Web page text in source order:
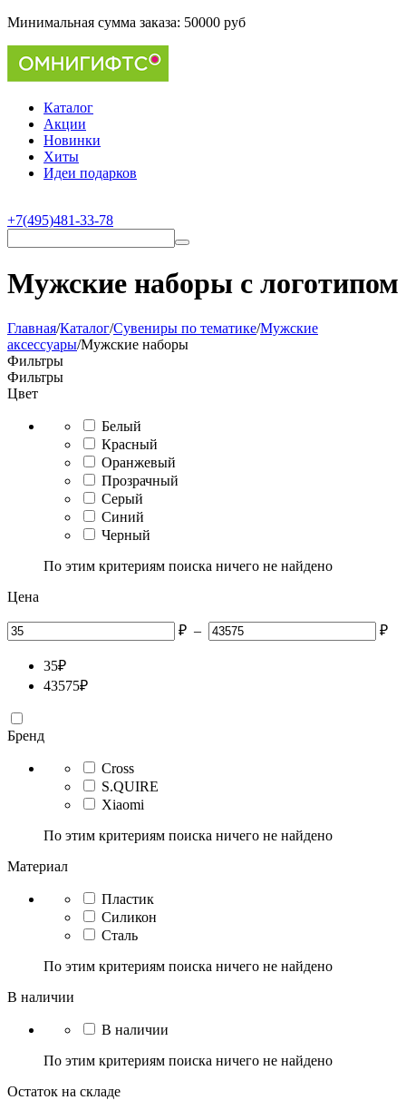
Минимальная сумма заказа: 50000 руб
Каталог
Акции
Новинки
Хиты
Идеи подарков
+7(495)481-33-78
Мужские наборы с логотипом
Главная/Каталог/Сувениры по тематике/Мужские
аксессуары/Мужские наборы
Фильтры
Фильтры
Цвет
Белый
Красный
Оранжевый
Прозрачный
Серый
Синий
Черный
По этим критериям поиска ничего не найдено
Цена
₽ – ₽
35₽
43575₽
Бренд
Cross
S.QUIRE
Xiaomi
По этим критериям поиска ничего не найдено
Материал
Пластик
Силикон
Сталь
По этим критериям поиска ничего не найдено
В наличии
В наличии
По этим критериям поиска ничего не найдено
Остаток на складе